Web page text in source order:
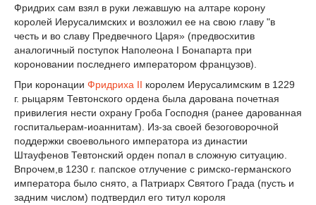
Фридрих сам взял в руки лежавшую на алтаре корону
королей Иерусалимских и возложил ее на свою главу "в
честь и во славу Предвечного Царя» (предвосхитив
аналогичный поступок Наполеона I Бонапарта при
короновании последнего императором французов).
При коронации Фридриха II королем Иерусалимским в 1229
г. рыцарям Тевтонского ордена была дарована почетная
привилегия нести охрану Гроба Господня (ранее дарованная
госпитальерам-иоаннитам). Из-за своей безоговорочной
поддержки своевольного императора из династии
Штауфенов Тевтонский орден попал в сложную ситуацию.
Впрочем,в 1230 г. папское отлучение с римско-германского
императора было снято, а Патриарх Святого Града (пусть и
задним числом) подтвердил его титул короля